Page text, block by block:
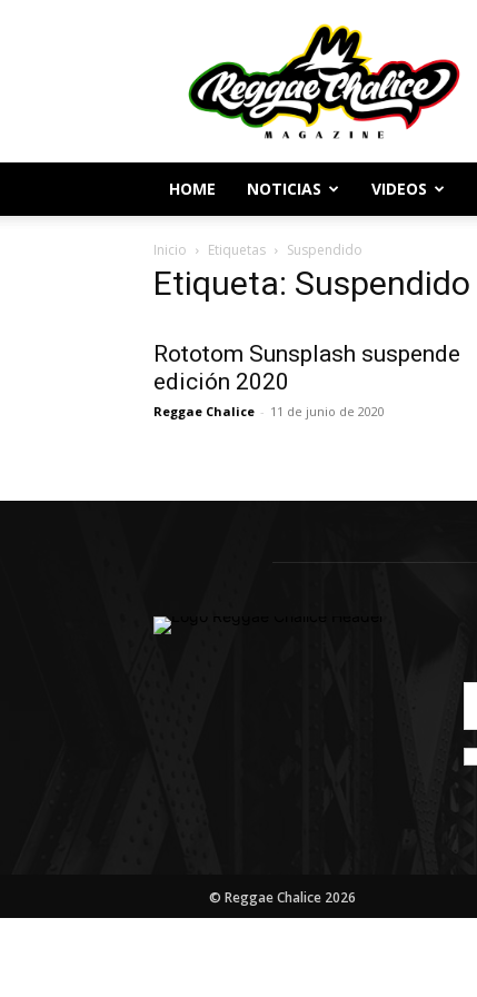
Periodismo
y
Cultura
Reggae
HOME NOTICIAS VIDEOS
Inicio Etiquetas Suspendido
Etiqueta: Suspendido
Rototom Sunsplash suspende
edición 2020
Reggae Chalice - 11 de junio de 2020
© Reggae Chalice 2026